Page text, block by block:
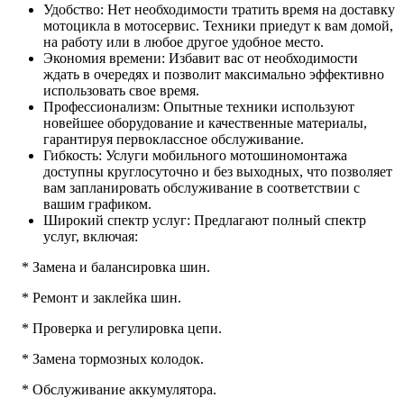
Удобство: Нет необходимости тратить время на доставку
мотоцикла в мотосервис. Техники приедут к вам домой,
на работу или в любое другое удобное место.
Экономия времени: Избавит вас от необходимости
ждать в очередях и позволит максимально эффективно
использовать свое время.
Профессионализм: Опытные техники используют
новейшее оборудование и качественные материалы,
гарантируя первоклассное обслуживание.
Гибкость: Услуги мобильного мотошиномонтажа
доступны круглосуточно и без выходных, что позволяет
вам запланировать обслуживание в соответствии с
вашим графиком.
Широкий спектр услуг: Предлагают полный спектр
услуг, включая:
* Замена и балансировка шин.
* Ремонт и заклейка шин.
* Проверка и регулировка цепи.
* Замена тормозных колодок.
* Обслуживание аккумулятора.